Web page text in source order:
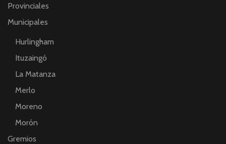
Provinciales
Municipales
Hurlingham
Ituzaingó
La Matanza
Merlo
Moreno
Morón
Gremios